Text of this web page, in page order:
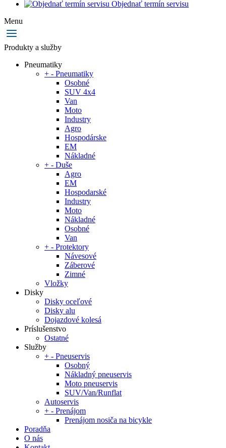
Objednať termín servisu
Menu
Produkty a služby
Pneumatiky
+ - Pneumatiky
Osobné
SUV 4x4
Van
Moto
Industry
Agro
Hospodárske
EM
Nákladné
+ - Duše
Agro
EM
Hospodarské
Industry
Moto
Nákladné
Osobné
Van
+ - Protektory
Návesové
Záberové
Zimné
Vložky
Disky
Disky oceľové
Disky alu
Dojazdové kolesá
Príslušenstvo
Ostatné
Služby
+ - Pneuservis
Osobný
Nákladný pneuservis
Moto pneuservis
SUV/Van/Runflat
Autoservis
+ - Prenájom
Prenájom nosiča na bicykle
Poradňa
O nás